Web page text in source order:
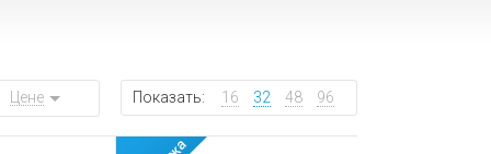
Показать: 16 32 48 96
Цене